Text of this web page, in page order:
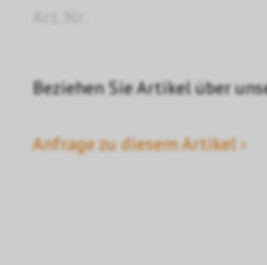
Beziehen Sie Artikel über
Anfrage zu diesem Artikel ›